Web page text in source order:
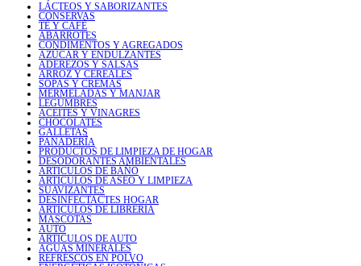
LÁCTEOS Y SABORIZANTES
CONSERVAS
TÉ Y CAFÉ
ABARROTES
CONDIMENTOS Y AGREGADOS
AZÚCAR Y ENDULZANTES
ADEREZOS Y SALSAS
ARROZ Y CEREALES
SOPAS Y CREMAS
MERMELADAS Y MANJAR
LEGUMBRES
ACEITES Y VINAGRES
CHOCOLATES
GALLETAS
PANADERÍA
PRODUCTOS DE LIMPIEZA DE HOGAR
DESODORANTES AMBIENTALES
ARTICULOS DE BAÑO
ARTICULOS DE ASEO Y LIMPIEZA
SUAVIZANTES
DESINFECTACTES HOGAR
ARTICULOS DE LIBRERIA
MASCOTAS
AUTO
ARTICULOS DE AUTO
AGUAS MINERALES
REFRESCOS EN POLVO